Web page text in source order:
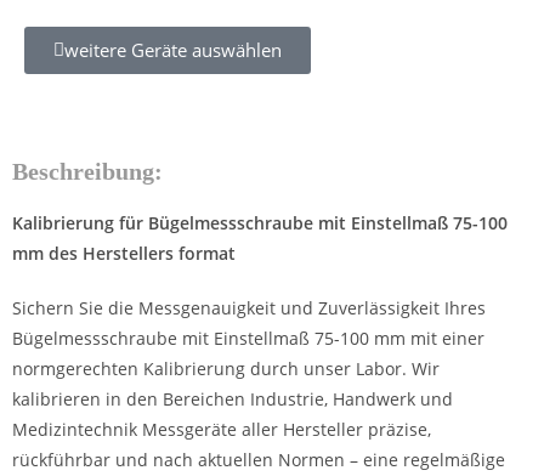
weitere Geräte auswählen
Beschreibung:
Kalibrierung für Bügelmessschraube mit Einstellmaß 75-100
mm des Herstellers format
Sichern Sie die Messgenauigkeit und Zuverlässigkeit Ihres
Bügelmessschraube mit Einstellmaß 75-100 mm mit einer
normgerechten Kalibrierung durch unser Labor. Wir
kalibrieren in den Bereichen Industrie, Handwerk und
Medizintechnik Messgeräte aller Hersteller präzise,
rückführbar und nach aktuellen Normen – eine regelmäßige